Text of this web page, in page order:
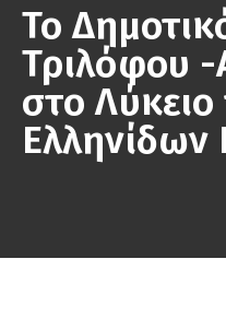
Το
Τριλόφου -
στο
Ελληνίδων